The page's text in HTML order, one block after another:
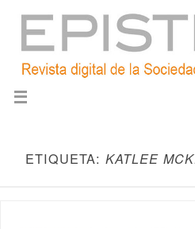
ETIQUETA: KATLEE